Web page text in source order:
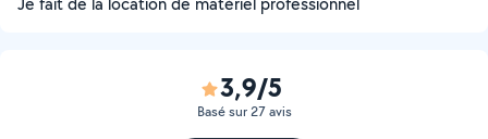
3,9/5
Basé sur 27 avis